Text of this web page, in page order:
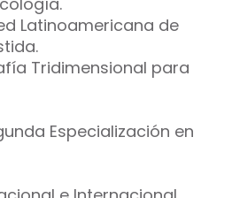
Latinoamericana de
Tridimensional para
Especialización en